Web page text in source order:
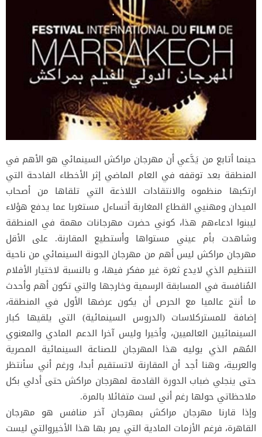
حينما أتابع من يَدَّعي أن مهرجان مراكش السينمائي هو الأهم في
المنطقة بعد توقفه في العام الماضي إثر الأخطاء الفادحة التي
ارتكبها منظموه والانتقادات اللاذعة التي تلقاها من أصحاب
الميدان ومهنيي القطاع المغاربة أتساءل مستغربا عما يدفع هؤلاء
ليبنوا ادعاءهم هذا، كوني حضرت مهرجانات مهمة في المنطقة
وشاهدت بأم عيني مستواها وأستطيع المقارنة. على الأقل
مهرجان مراكش ليس أهم من مهرجان الجونة السينمائي من ناحية
التنظيم الذي لايدع ثغرة غير مفكر فيها، و بالنسبة لاختيار الأفلام
المُنافسة في المسابقة الرسمية وخارجها والتي تكون أهم وأحدث
ما أنتج عالميا مع الحرص أن يكون عرضها الأول في المنطقة،
إضافة للمستركلاسات (الدروس السينمائية) التي يلقيها كبار
السينمائيين العالميين، وأخيرا وليس آخرا الدعم المادي والمعنوي
المُهم الذي يوليه هذا المهرجان للصناعة السينمائية المصرية
والعربية، وهنا أجد أن المقارنة لاتستقيم أبدا، ورغم أني سأنتظر
حتى ينجلي ضباب الدورة القادمة لمهرجان مراكش حتى أدلي بكل
ملاحظاتي حولها رغم أني لست متفائلا بالمرة.
وإذا قارنا مهرجان مراكش بمهرجان آخر منافس هو مهرجان
القاهرة، فرغم الأزمات المادية التي يمر بها هذا الأخيروالتي ليست